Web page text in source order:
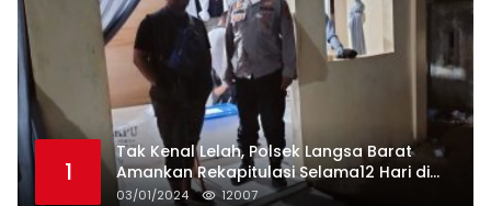
1
Tak Kenal Lelah, Polsek Langsa Barat
Amankan Rekapitulasi Selama12 Hari di
Kecamatan Baro
03/01/2024 12007